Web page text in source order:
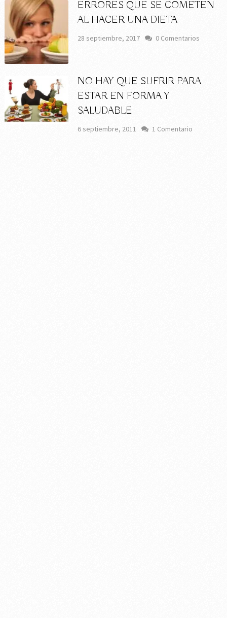
ERRORES QUE SE COMETEN
AL HACER UNA DIETA
28 septiembre, 2017 0 Comentarios
NO HAY QUE SUFRIR PARA
ESTAR EN FORMA Y
SALUDABLE
6 septiembre, 2011 1 Comentario